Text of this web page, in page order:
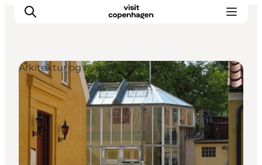
Aktiviteter
Spise og drikke
Planlegg turen din
Arkitektur og byrum